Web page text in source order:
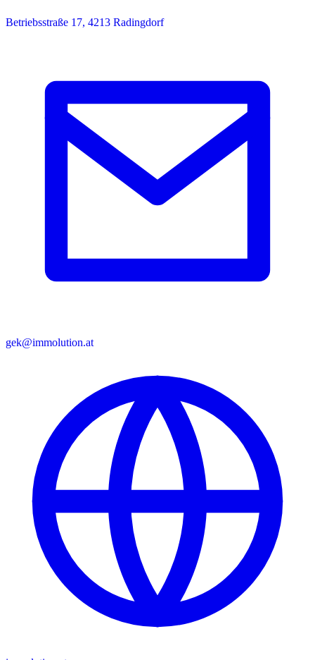
Betriebsstraße 17, 4213 Radingdorf
gek@immolution.at